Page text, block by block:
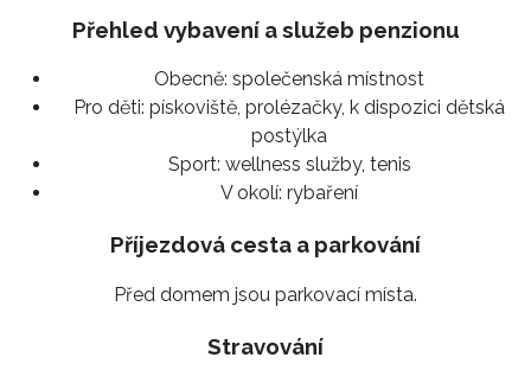
Přehled vybavení a služeb penzionu
Obecně: společenská místnost
Pro děti: pískoviště, prolézačky, k dispozici dětská
postýlka
Sport: wellness služby, tenis
V okolí: rybaření
Příjezdová cesta a parkování
Před domem jsou parkovací místa.
Stravování